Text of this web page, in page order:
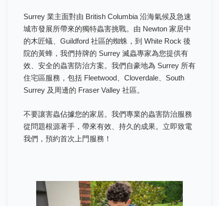
Surrey 業主面對由 British Columbia 沿海氣候及急速
城市發展所帶來的獨特蟲害挑戰。由 Newton 家居中
的木匠蟻、Guildford 社區的蜘蛛，到 White Rock 後
院的黃蜂，我們持牌的 Surrey 滅蟲專家為您提供有
效、安全的蟲害防治方案。我們自豪地為 Surrey 所有
住宅區服務，包括 Fleetwood、Cloverdale、South
Surrey 及周邊的 Fraser Valley 社區。
不要讓害蟲佔據您的家居。我們專業的蟲害防治服務
從問題根源著手，帶來有效、持久的成果。立即致電
我們，預約首次上門服務！